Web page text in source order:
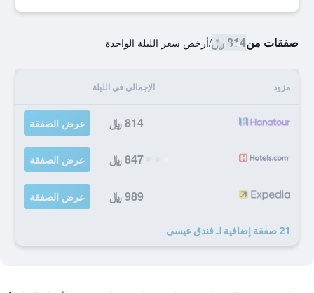
صفقات من814 ﷼ /أرخص سعر الليلة الواحدة
مزود الإجمالي في الليلة
814 ﷼ عرض الصفقة
847 ﷼ عرض الصفقة
989 ﷼ عرض الصفقة
21 صفقة إضافية لـ فندق عيسى